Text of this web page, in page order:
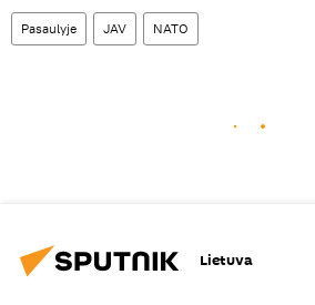
Pasaulyje JAV NATO
Lietuva